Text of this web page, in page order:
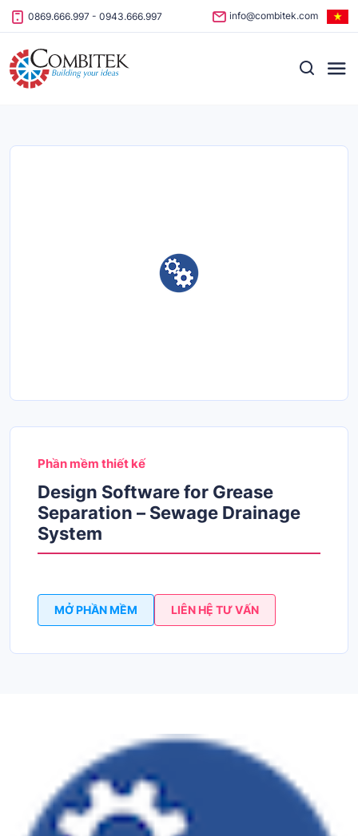
Skip to content
0869.666.997 - 0943.666.997 info@combitek.com
Phần mềm thiết kế
Design Software for Grease
Separation – Sewage Drainage
System
MỞ PHẦN MỀM LIÊN HỆ TƯ VẤN